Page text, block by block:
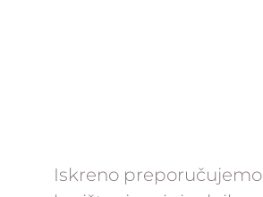
Iskreno preporučujemo